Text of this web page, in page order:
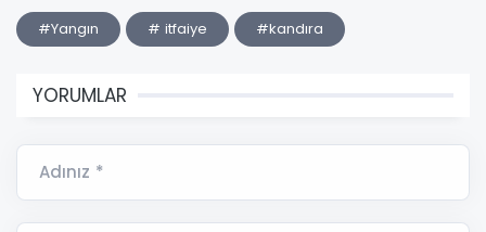
#Yangın # itfaiye #kandıra
YORUMLAR
Adınız *